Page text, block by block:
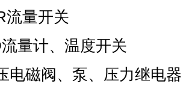
流量开关
量计、温度开关
电磁阀、泵、压力继电器